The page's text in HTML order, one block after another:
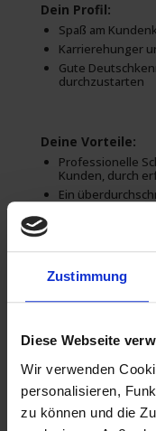
Zustimmung
Diese Webseite
Wir verwenden
personalisieren,
zu können und die
Dein Profil:
Spaß am
Karrierehunger
Gute
durchzustarten
Deine Vorteile:
Professionelle
Kunden, durch
Ein
Incentives
Nutze den
Du kannst Dich
ihn nicht griffbereit
Stellenanzeige
Schreibe uns eine
oder – wenn Du nur
WhatsApp unter: